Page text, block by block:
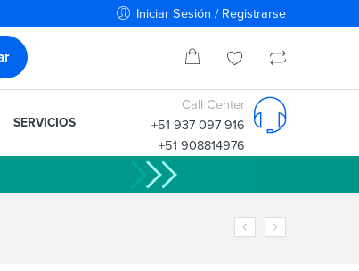
Iniciar Sesión / Registrarse
SERVICIOS
Call Center
+51 937 097 916
+51 908814976